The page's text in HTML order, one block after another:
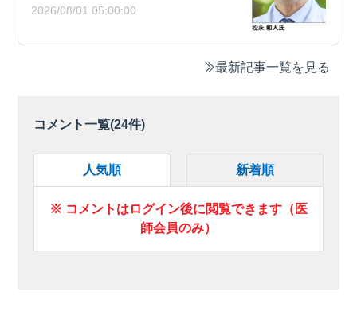
2026/08/01 05:00:00
最新記事一覧を見る
コメント一覧(24件)
人気順 新着順
※ コメントはログイン後に閲覧できます（医
師会員のみ）